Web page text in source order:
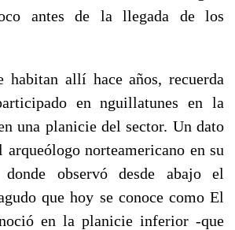
antes de la llegada de los
habitan allí hace años, recuerda
en nguillatunes en la
una planicie del sector. Un dato
arqueólogo norteamericano en su
observó desde abajo el
que hoy se conoce como El
en la planicie inferior -que